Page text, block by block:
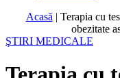
Acasă | Terapia cu
obezitate
ŞTIRI MEDICALE